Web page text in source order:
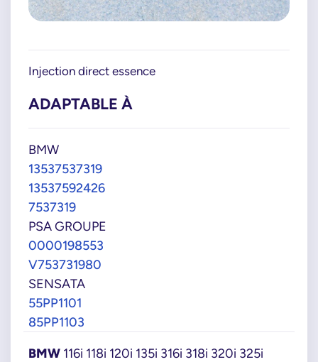
Injection direct essence
ADAPTABLE À
BMW
13537537319
13537592426
7537319
PSA GROUPE
0000198553
V753731980
SENSATA
55PP1101
85PP1103
BMW 116i 118i 120i 135i 316i 318i 320i 325i